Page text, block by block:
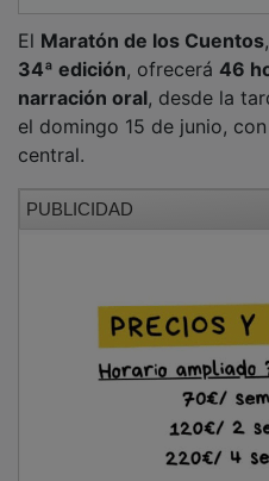
NOTICIAS RELACIONADAS